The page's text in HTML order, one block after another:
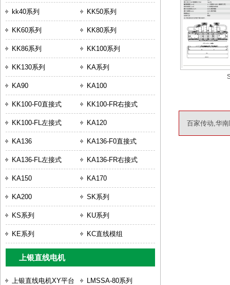
kk40系列 KK50系列
KK60系列 KK80系列
KK86系列 KK100系列
KK130系列 KA系列
KA90 KA100
KK100-F0直接式 KK100-FR右接式
KK100-FL左接式 KA120
KA136 KA136-F0直接式
KA136-FL左接式 KA136-FR右接式
KA150 KA170
KA200 SK系列
KS系列 KU系列
KE系列 KC直线模组
上银直线电机
上银直线电机XY平台 LMSSA-80系列
百家传动,华